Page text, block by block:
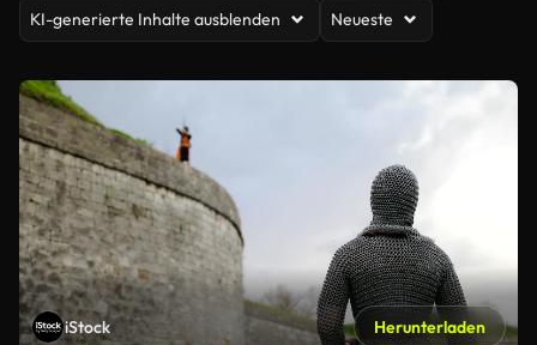
KI-generierte Inhalte ausblenden Neueste
iStock Herunterladen